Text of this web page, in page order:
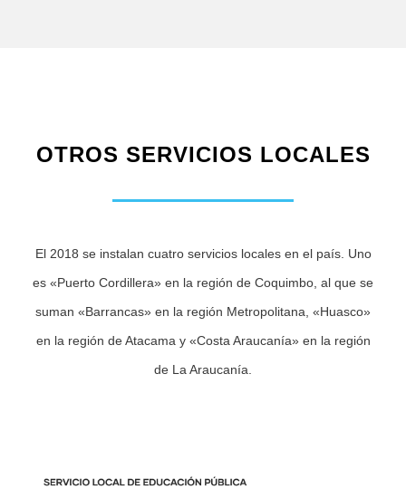
OTROS SERVICIOS LOCALES
El 2018 se instalan cuatro servicios locales en el país. Uno
es «Puerto Cordillera» en la región de Coquimbo, al que se
suman «Barrancas» en la región Metropolitana, «Huasco»
en la región de Atacama y «Costa Araucanía» en la región
de La Araucanía.